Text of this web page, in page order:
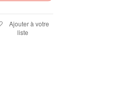
Ajouter à votre
liste